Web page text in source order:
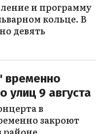
и программу
кольце. В
девять
временно
улиц 9 августа
в
закроют